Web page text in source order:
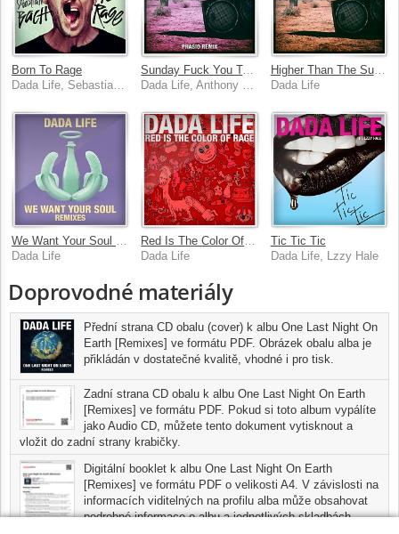
Born To Rage
Sunday Fuck You Too [Phasio Remix]
Higher Than The Sun [Remixes]
Dada Life
We Want Your Soul [Remixes]
Dada Life
Red Is The Color Of Rage
Dada Life
Tic Tic Tic
Dada Life, Lzzy Hale
Doprovodné materiály
Přední strana CD obalu (cover) k albu One Last Night On
Earth [Remixes] ve formátu PDF. Obrázek obalu alba je
přikládán v dostatečné kvalitě, vhodné i pro tisk.
Zadní strana CD obalu k albu One Last Night On Earth
[Remixes] ve formátu PDF. Pokud si toto album vypálíte
jako Audio CD, můžete tento dokument vytisknout a
vložit do zadní strany krabičky.
Digitální booklet k albu One Last Night On Earth
[Remixes] ve formátu PDF o velikosti A4. V závislosti na
informacích viditelných na profilu alba může obsahovat
podrobné informace o albu a jednotlivých skladbách,